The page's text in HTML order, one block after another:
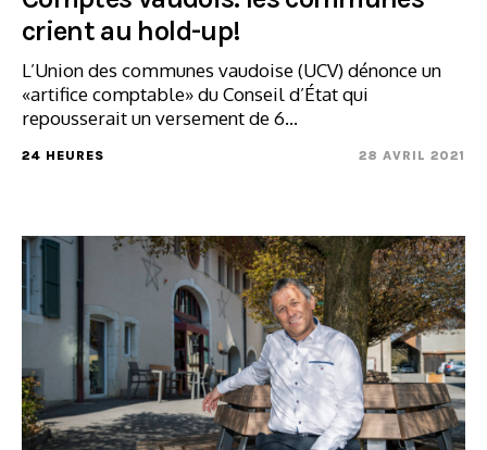
crient au hold-up!
L’Union des communes vaudoise (UCV) dénonce un
«artifice comptable» du Conseil d’État qui
repousserait un versement de 6...
24 HEURES 28 AVRIL 2021